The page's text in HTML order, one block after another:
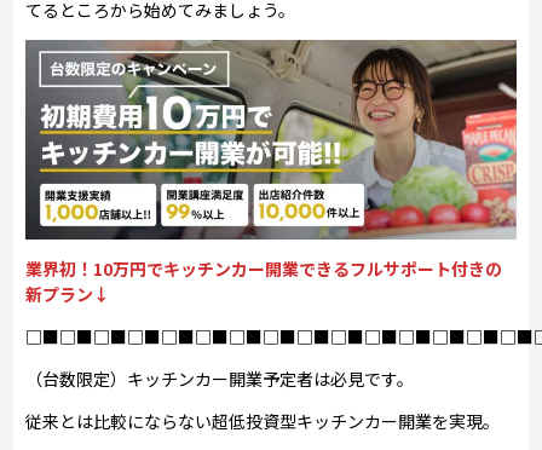
てるところから始めてみましょう。
業界初！10万円でキッチンカー開業できるフルサポート付きの
新プラン↓
（台数限定）キッチンカー開業予定者は必見です。
従来とは比較にならない超低投資型キッチンカー開業を実現。